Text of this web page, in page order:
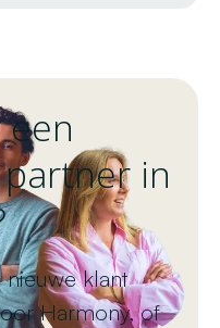
in
klant
Harmony, of